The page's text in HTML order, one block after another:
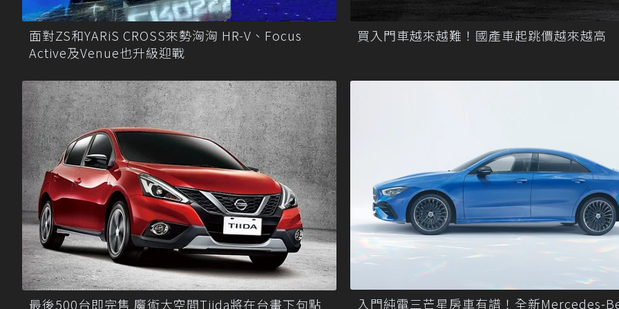
面對ZS和YARiS CROSS來勢洶洶 HR-V、Focus
Active及Venue也升級迎戰
買入門車越來越難！國產車起跳價越來越高
最後500台即完售 魔術大空間Tiida將在台畫下句點 入門純電三芒星房車有譜！全新Mercedes-